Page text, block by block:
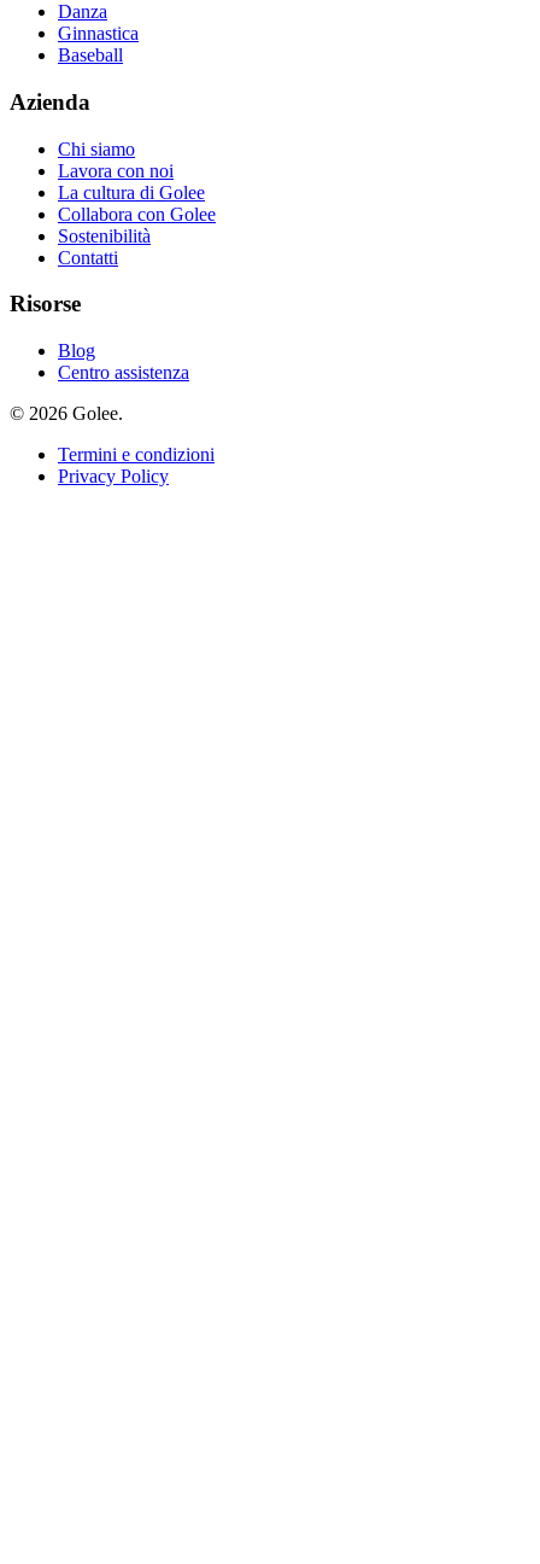
Danza
Ginnastica
Baseball
Azienda
Chi siamo
Lavora con noi
La cultura di Golee
Collabora con Golee
Sostenibilità
Contatti
Risorse
Blog
Centro assistenza
© 2026 Golee.
Termini e condizioni
Privacy Policy